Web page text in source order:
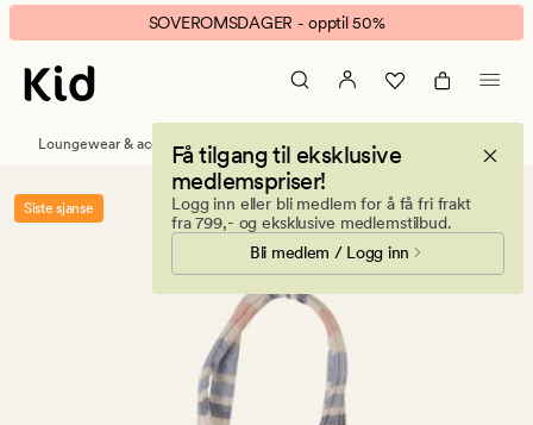
Menorca
Strandveske
multi
blå
banner.
Klikk
ESCAPE
pause.
SOVEROMSDAGER - opptil 50%
Få tilgang til eksklusive
medlemspriser!
Logg inn eller bli medlem for å få fri frakt
fra 799,- og eksklusive medlemstilbud.
Bli medlem / Logg inn
Loungewear & accessories Vesker og totebager
Siste sjanse